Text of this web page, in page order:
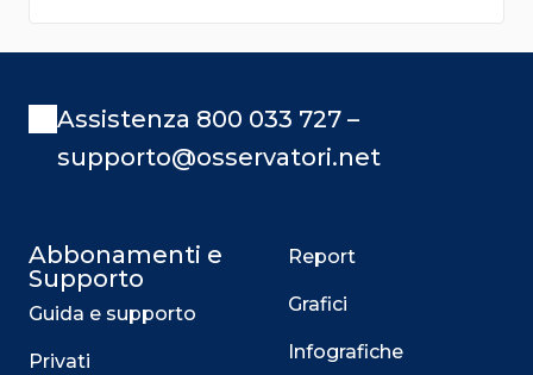
Assistenza 800 033 727 –
supporto@osservatori.net
Abbonamenti e
Supporto
Guida e supporto
Privati
Report
Grafici
Infografiche